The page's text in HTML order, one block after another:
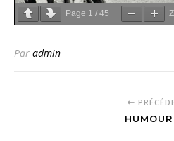
Page 1 / 45
Par admin